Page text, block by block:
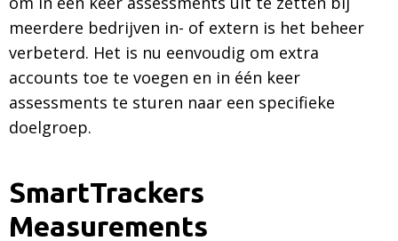
meerdere bedrijven in- of extern is het beheer
verbeterd. Het is nu eenvoudig om extra
accounts toe te voegen en in één keer
assessments te sturen naar een specifieke
doelgroep.
SmartTrackers
Measurements